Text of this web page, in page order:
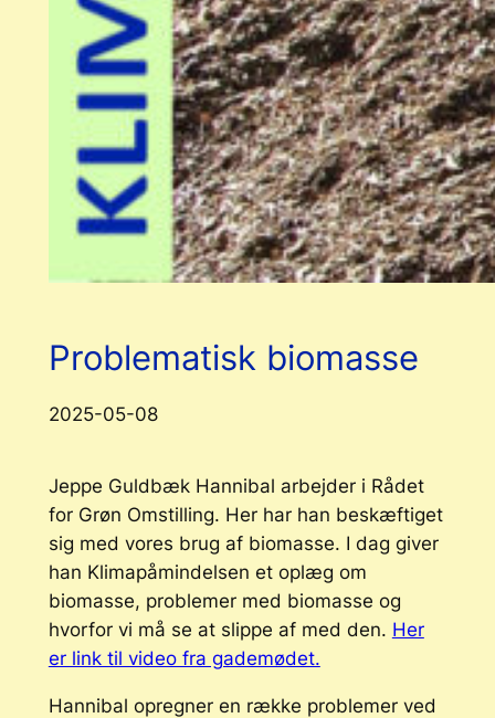
Problematisk biomasse
2025-05-08
Jeppe Guldbæk Hannibal arbejder i Rådet
for Grøn Omstilling. Her har han beskæftiget
sig med vores brug af biomasse. I dag giver
han Klimapåmindelsen et oplæg om
biomasse, problemer med biomasse og
hvorfor vi må se at slippe af med den. Her
er link til video fra gademødet.
Hannibal opregner en række problemer ved